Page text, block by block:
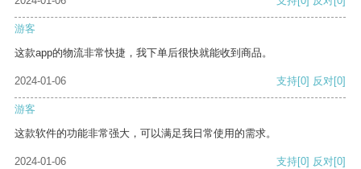
游客
这款app的物流非常快捷，我下单后很快就能收到商品。
2024-01-06 支持[0] 反对[0]
游客
这款软件的功能非常强大，可以满足我日常使用的需求。
2024-01-06 支持[0] 反对[0]